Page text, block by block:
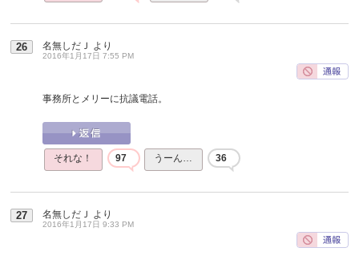
26 名無しだＪ より
2016年1月17日 7:55 PM
事務所とメリーに抗議電話。
それな！ 97 うーん… 36
27 名無しだＪ より
2016年1月17日 9:33 PM